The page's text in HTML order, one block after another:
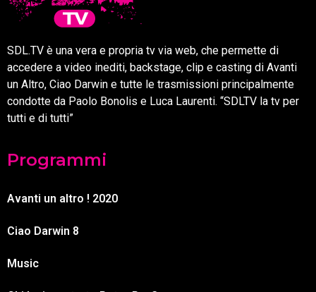
SDL.TV è una vera e propria tv via web, che permette di
accedere a video inediti, backstage, clip e casting di Avanti
un Altro, Ciao Darwin e tutte le trasmissioni principalmente
condotte da Paolo Bonolis e Luca Laurenti. “SDLTV la tv per
tutti e di tutti”
Programmi
Avanti un altro ! 2020
Ciao Darwin 8
Music